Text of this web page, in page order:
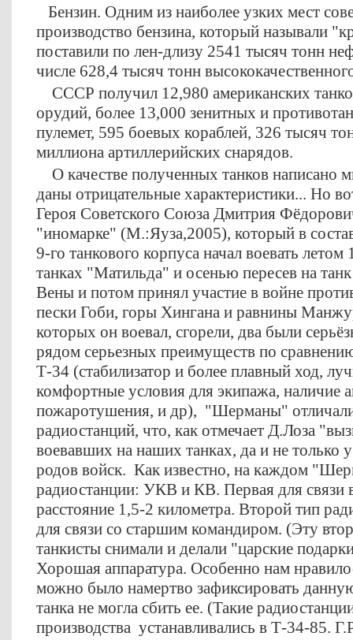
Бензин. Одним из наиболее узких мест
производство бензина, который
поставили по лен-длизу 2541 тысяч тонн
числе 628,4 тысяч тонн
СССР получил 12,980 американских
орудий, более 13,000 зенитных и
пулемет, 595 боевых кораблей, 326 тысяч
миллиона артиллерийских снарядов.
О качестве полученных танков написано
даны отрицательные характеристики... Но
Героя Советского Союза Дмитрия
"иномарке" (М.:Яуза,2005), который в
9-го танкового корпуса начал воевать
танках "Матильда" и осенью пересев на
Вены и потом принял участие в войне
пески Гоби, горы Хингана и равнины
которых он воевал, сгорели, два были
рядом серьезных преимуществ по
Т-34 (стабилизатор и более плавный ход,
комфортные условия для экипажа, наличие
пожаротушения, и др), "Шерманы"
радиостанций, что, как отмечает Д.Лоза
воевавших на наших танках, да и не только
родов войск. Как известно, на каждом
радиостанции: УКВ и КВ. Первая для связи
расстояние 1,5-2 километра. Второй тип
для связи со старшим командиром. (Эту
танкисты снимали и делали "царские
Хорошая аппаратура. Особенно нам
можно было намертво зафиксировать
танка не могла сбить ее. (Такие
производства устанавливались в Т-34-85.